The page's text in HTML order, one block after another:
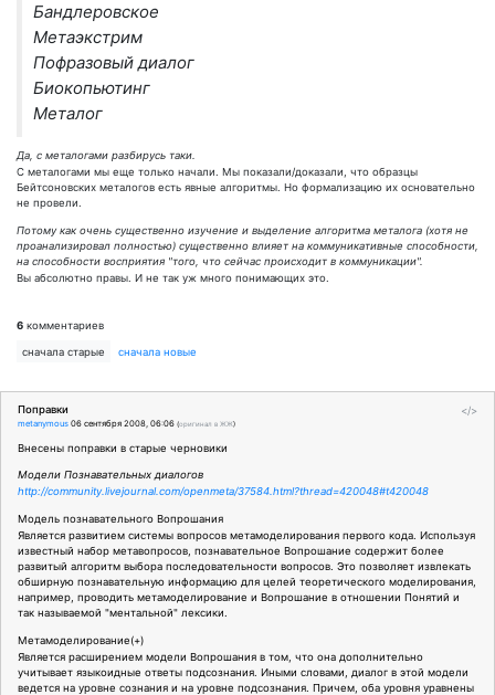
Бандлеровское
Метаэкстрим
Пофразовый диалог
Биокопьютинг
Металог
Да, с металогами разбирусь таки.
С металогами мы еще только начали. Мы показали/доказали, что образцы
Бейтсоновских металогов есть явные алгоритмы. Но формализацию их основательно
не провели.
Потому как очень существенно изучение и выделение алгоритма металога (хотя не
проанализировал полностью) существенно влияет на коммуникативные способности,
на способности восприятия "того, что сейчас происходит в коммуникации".
Вы абсолютно правы. И не так уж много понимающих это.
6 комментариев
сначала старые сначала новые
</>
Поправки
metanymous 06 сентября 2008, 06:06 (оригинал в ЖЖ)
Внесены поправки в старые черновики
Модели Познавательных диалогов
http://community.livejournal.com/openmeta/37584.html?thread=420048#t420048
Модель познавательного Вопрошания
Является развитием системы вопросов метамоделирования первого кода. Используя
известный набор метавопросов, познавательное Вопрошание содержит более
развитый алгоритм выбора последовательности вопросов. Это позволяет извлекать
обширную познавательную информацию для целей теоретического моделирования,
например, проводить метамоделирование и Вопрошание в отношении Понятий и
так называемой "ментальной" лексики.
Метамоделирование(+)
Является расширением модели Вопрошания в том, что она дополнительно
учитывает языкоидные ответы подсознания. Иными словами, диалог в этой модели
ведется на уровне сознания и на уровне подсознания. Причем, оба уровня уравнены